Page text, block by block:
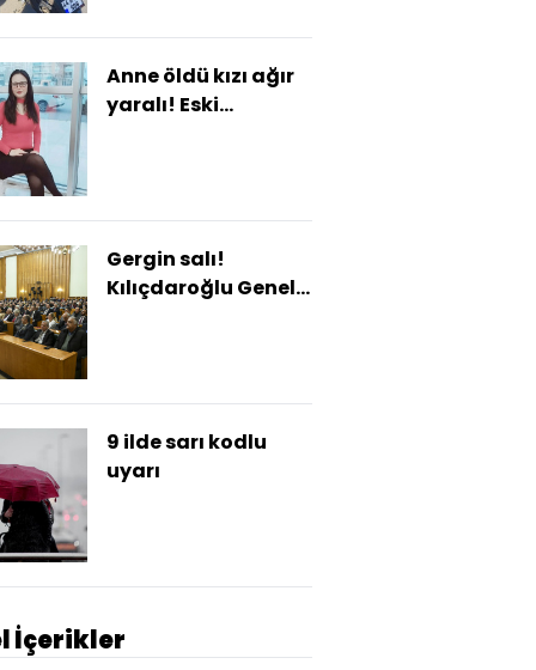
İçerikler
Anne öldü kızı ağır
yaralı! Eski
Gergin salı!
Kılıçdaroğlu Genel
9 ilde sarı kodlu
uyarı